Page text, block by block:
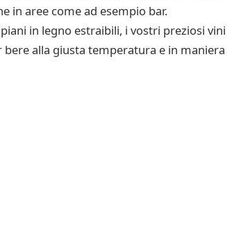
in aree come ad esempio bar.
in legno estraibili, i vostri preziosi vini
bere alla giusta temperatura e in maniera